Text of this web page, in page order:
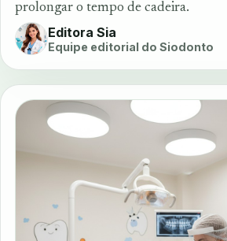
prolongar o tempo de cadeira.
Editora Sia
Equipe editorial do Siodonto